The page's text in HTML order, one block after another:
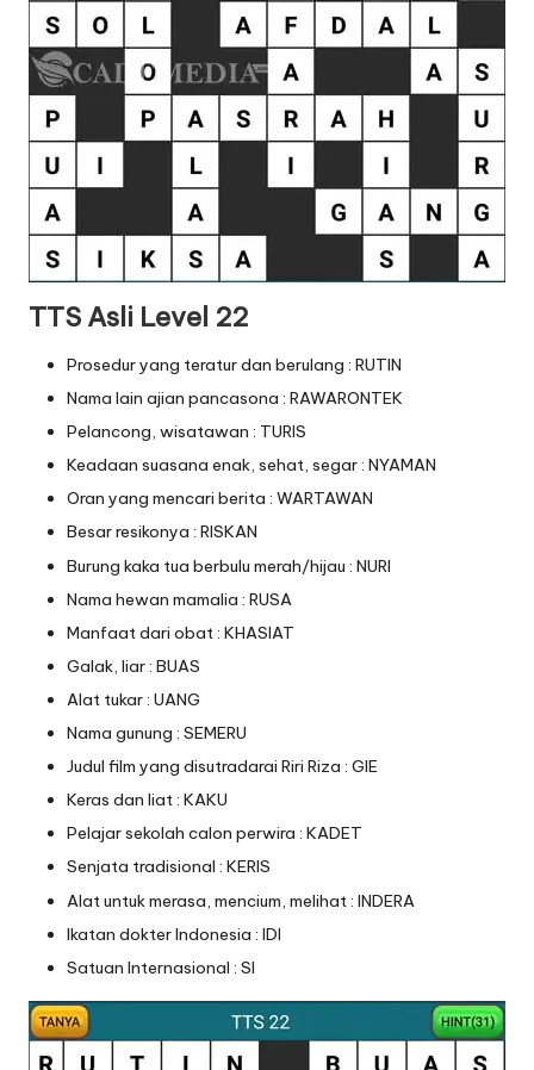
TTS Asli Level 22
Prosedur yang teratur dan berulang : RUTIN
Nama lain ajian pancasona : RAWARONTEK
Pelancong, wisatawan : TURIS
Keadaan suasana enak, sehat, segar : NYAMAN
Oran yang mencari berita : WARTAWAN
Besar resikonya : RISKAN
Burung kaka tua berbulu merah/hijau : NURI
Nama hewan mamalia : RUSA
Manfaat dari obat : KHASIAT
Galak, liar : BUAS
Alat tukar : UANG
Nama gunung : SEMERU
Judul film yang disutradarai Riri Riza : GIE
Keras dan liat : KAKU
Pelajar sekolah calon perwira : KADET
Senjata tradisional : KERIS
Alat untuk merasa, mencium, melihat : INDERA
Ikatan dokter Indonesia : IDI
Satuan Internasional : SI